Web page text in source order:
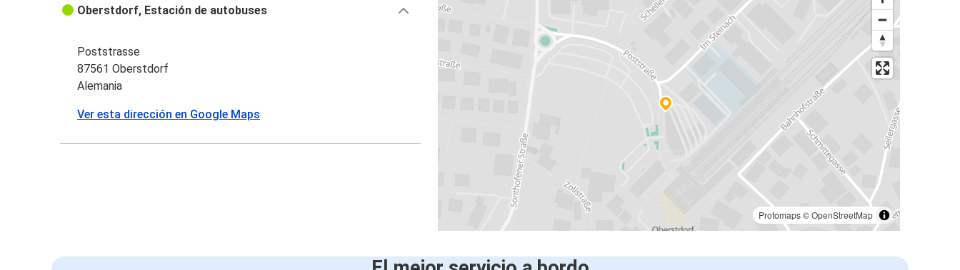
Protomaps©OpenStreetMap
Oberstdorf, Estación de autobuses
Poststrasse
87561 Oberstdorf
Alemania
Ver esta dirección en Google Maps